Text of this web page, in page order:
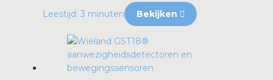
Leestijd: 3 minuten Bekijken